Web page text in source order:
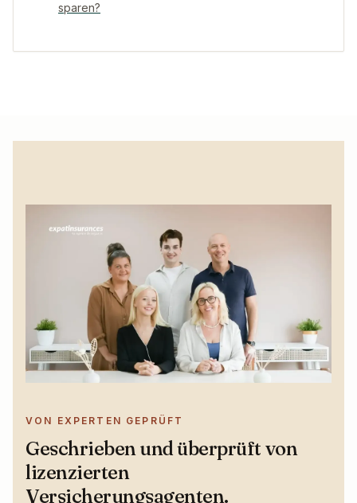
sparen?
VON EXPERTEN GEPRÜFT
Geschrieben und überprüft von
lizenzierten
Versicherungsagenten.